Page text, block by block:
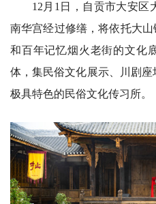
12月1日，自贡市大安区
南华宫经过修缮，将依托大
和百年记忆烟火老街的文化
体，集民俗文化展示、川剧
极具特色的民俗文化传习所。